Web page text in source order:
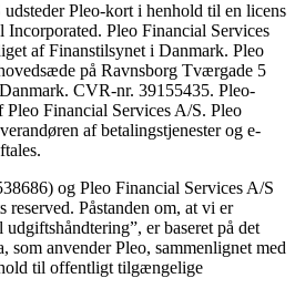
Pleo-kort i henhold til en licens
Incorporated. Pleo Financial Services
af Finanstilsynet i Danmark. Pleo
på Ravnsborg Tværgade 5
CVR-nr. 39155435. Pleo-
Financial Services A/S. Pleo
af betalingstjenester og e-
og Pleo Financial Services A/S
Påstanden om, at vi er
er baseret på det
som anvender Pleo, sammenlignet med
til offentligt tilgængelige